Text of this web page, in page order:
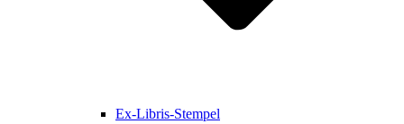
Ex-Libris-Stempel